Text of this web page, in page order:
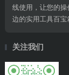
线使用，让您的
边的实用工具百宝
关注我们